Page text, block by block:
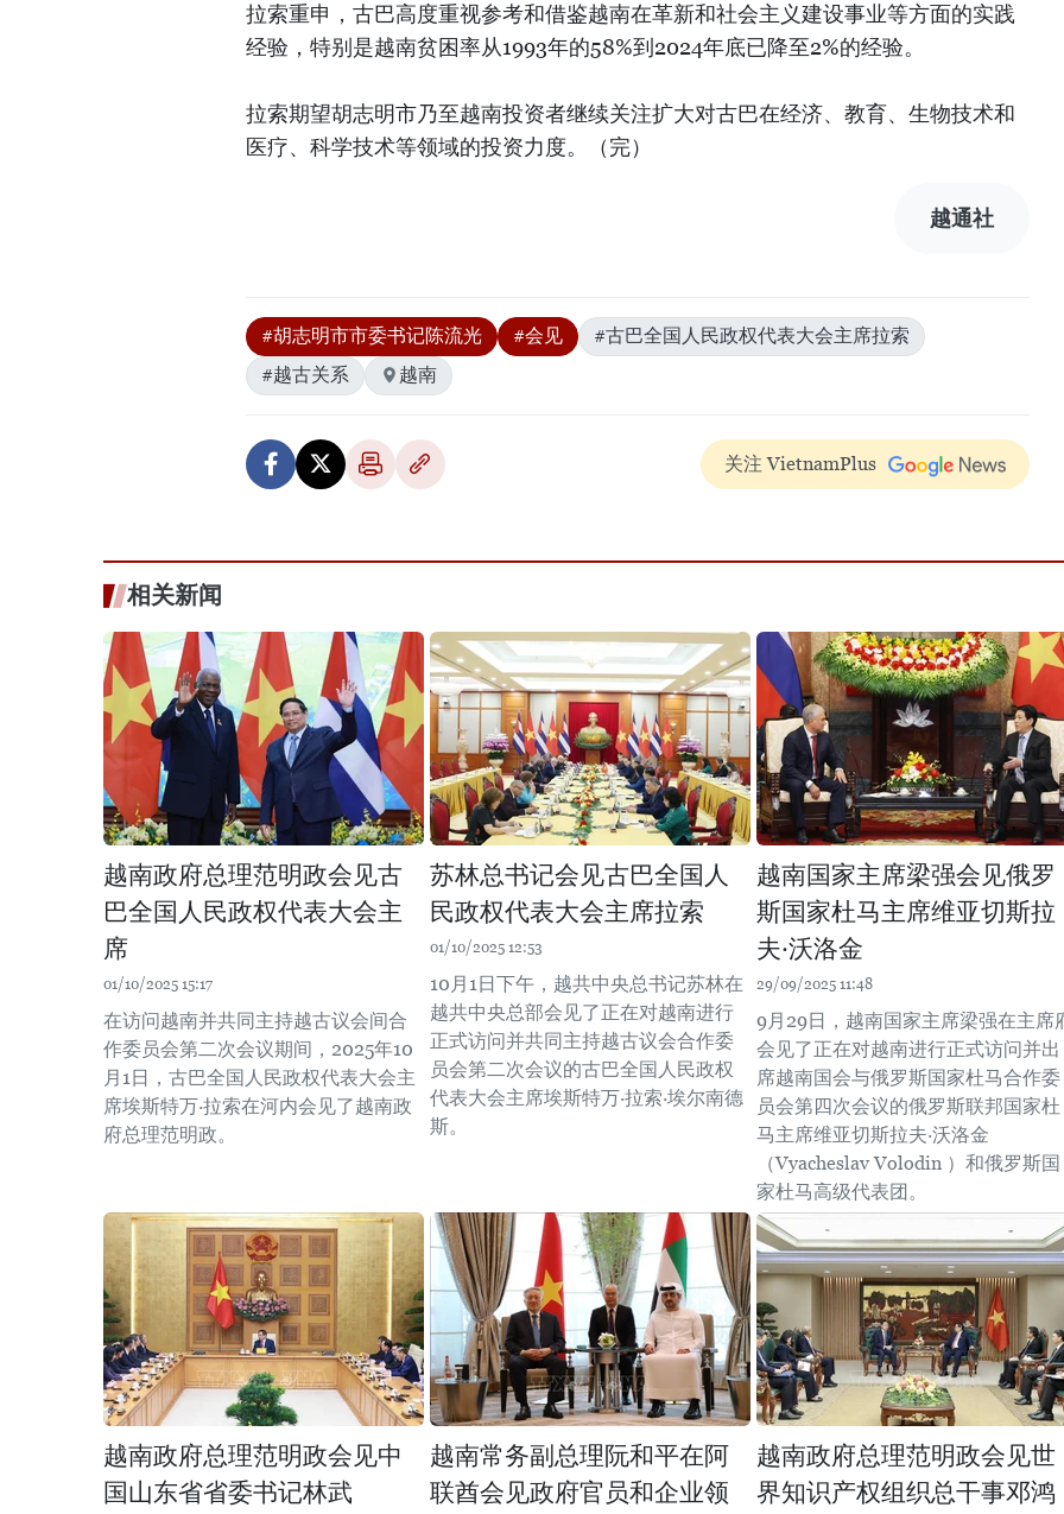
拉索重申，古巴高度重视参考和借鉴越南在革新和社会主义建设事业等方面的实践
经验，特别是越南贫困率从1993年的58%到2024年底已降至2%的经验。
拉索期望胡志明市乃至越南投资者继续关注扩大对古巴在经济、教育、生物技术和
医疗、科学技术等领域的投资力度。（完）
越通社
#胡志明市市委书记陈流光 #会见
#古巴全国人民政权代表大会主席拉索
#越古关系
越南
关注 VietnamPlus
相关新闻
越南政府总理范明政会见古
巴全国人民政权代表大会主
席
01/10/2025 15:17
在访问越南并共同主持越古议会间合
作委员会第二次会议期间，2025年10
月1日，古巴全国人民政权代表大会主
席埃斯特万·拉索在河内会见了越南政
府总理范明政。
苏林总书记会见古巴全国人
民政权代表大会主席拉索
01/10/2025 12:53
10月1日下午，越共中央总书记苏林在
越共中央总部会见了正在对越南进行
正式访问并共同主持越古议会合作委
员会第二次会议的古巴全国人民政权
代表大会主席埃斯特万·拉索·埃尔南德
斯。
越南国家主席梁强会见俄罗
斯国家杜马主席维亚切斯拉
夫·沃洛金
29/09/2025 11:48
9月29日，越南国家主席梁强在主席
会见了正在对越南进行正式访问并出
席越南国会与俄罗斯国家杜马合作委
员会第四次会议的俄罗斯联邦国家杜
马主席维亚切斯拉夫·沃洛金
（Vyacheslav Volodin ）和俄罗斯国
家杜马高级代表团。
越南政府总理范明政会见中
国山东省省委书记林武
越南常务副总理阮和平在阿
联酋会见政府官员和企业领
越南政府总理范明政会见世
界知识产权组织总干事邓鸿